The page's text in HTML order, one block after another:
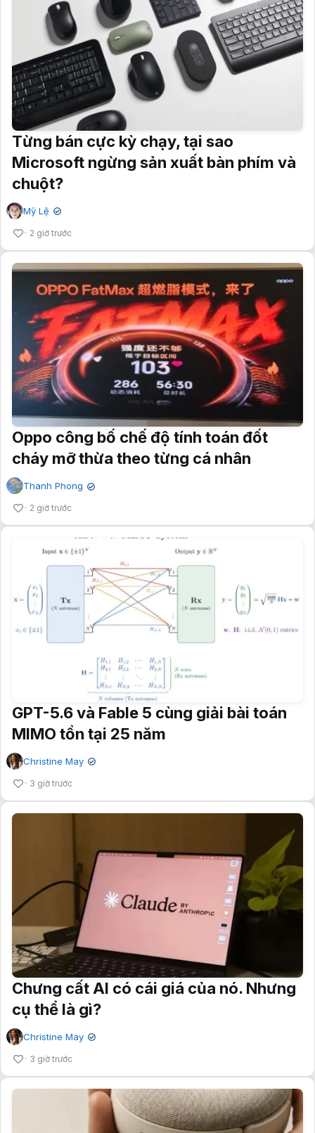
Từng bán cực kỳ chạy, tại sao
Microsoft ngừng sản xuất bàn phím và
chuột?
Mỹ Lệ ✔
2 giờ trước
Oppo công bố chế độ tính toán đốt
cháy mỡ thừa theo từng cá nhân
Thanh Phong ✔
2 giờ trước
GPT-5.6 và Fable 5 cùng giải bài toán
MIMO tồn tại 25 năm
Christine May ✔
3 giờ trước
Chưng cất AI có cái giá của nó. Nhưng
cụ thể là gì?
Christine May ✔
3 giờ trước